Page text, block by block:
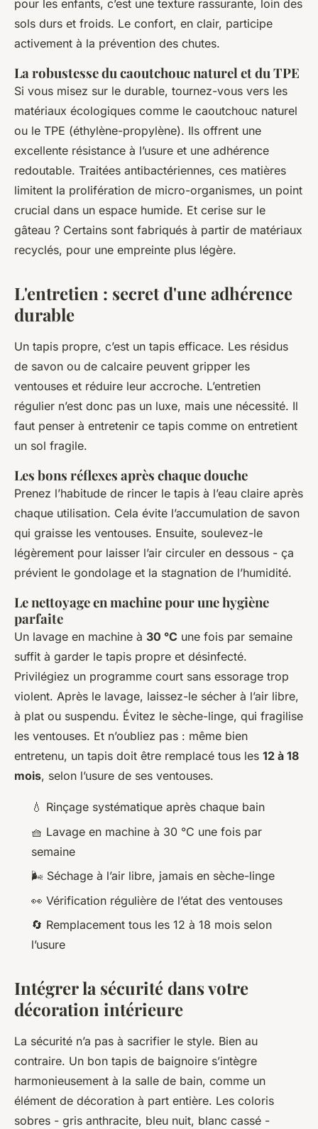
pour les enfants, c’est une texture rassurante, loin des
sols durs et froids. Le confort, en clair, participe
activement à la prévention des chutes.
La robustesse du caoutchouc naturel et du TPE
Si vous misez sur le durable, tournez-vous vers les
matériaux écologiques comme le caoutchouc naturel
ou le TPE (éthylène-propylène). Ils offrent une
excellente résistance à l’usure et une adhérence
redoutable. Traitées antibactériennes, ces matières
limitent la prolifération de micro-organismes, un point
crucial dans un espace humide. Et cerise sur le
gâteau ? Certains sont fabriqués à partir de matériaux
recyclés, pour une empreinte plus légère.
L'entretien : secret d'une adhérence
durable
Un tapis propre, c’est un tapis efficace. Les résidus
de savon ou de calcaire peuvent gripper les
ventouses et réduire leur accroche. L’entretien
régulier n’est donc pas un luxe, mais une nécessité. Il
faut penser à entretenir ce tapis comme on entretient
un sol fragile.
Les bons réflexes après chaque douche
Prenez l’habitude de rincer le tapis à l’eau claire après
chaque utilisation. Cela évite l’accumulation de savon
qui graisse les ventouses. Ensuite, soulevez-le
légèrement pour laisser l’air circuler en dessous - ça
prévient le gondolage et la stagnation de l’humidité.
Le nettoyage en machine pour une hygiène
parfaite
Un lavage en machine à 30 °C une fois par semaine
suffit à garder le tapis propre et désinfecté.
Privilégiez un programme court sans essorage trop
violent. Après le lavage, laissez-le sécher à l’air libre,
à plat ou suspendu. Évitez le sèche-linge, qui fragilise
les ventouses. Et n’oubliez pas : même bien
entretenu, un tapis doit être remplacé tous les 12 à 18
mois, selon l’usure de ses ventouses.
💧 Rinçage systématique après chaque bain
🧺 Lavage en machine à 30 °C une fois par
semaine
🌬️ Séchage à l’air libre, jamais en sèche-linge
👀 Vérification régulière de l’état des ventouses
🔄 Remplacement tous les 12 à 18 mois selon
l’usure
Intégrer la sécurité dans votre
décoration intérieure
La sécurité n’a pas à sacrifier le style. Bien au
contraire. Un bon tapis de baignoire s’intègre
harmonieusement à la salle de bain, comme un
élément de décoration à part entière. Les coloris
sobres - gris anthracite, bleu nuit, blanc cassé -